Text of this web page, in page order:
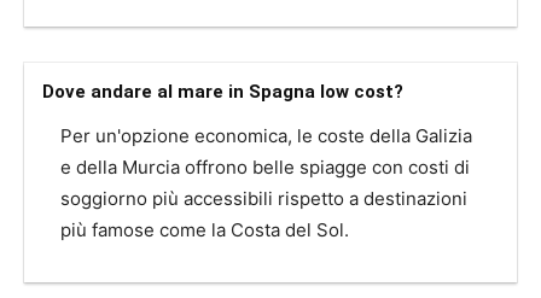
Dove andare al mare in Spagna low cost?
Per un'opzione economica, le coste della Galizia
e della Murcia offrono belle spiagge con costi di
soggiorno più accessibili rispetto a destinazioni
più famose come la Costa del Sol.